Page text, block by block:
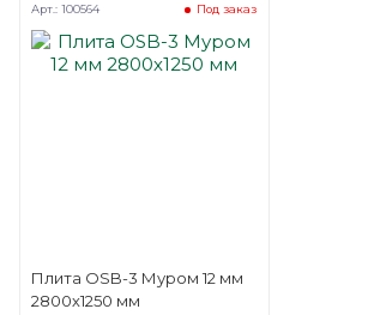
Плита OSB-3 Муром 12 мм
2800х1250 мм
Под заказ
Арт.: 100564